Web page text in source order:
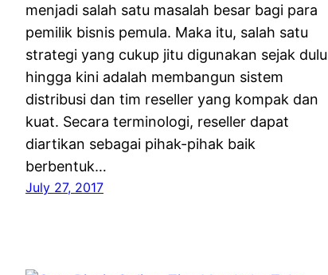
menjadi salah satu masalah besar bagi para
pemilik bisnis pemula. Maka itu, salah satu
strategi yang cukup jitu digunakan sejak dulu
hingga kini adalah membangun sistem
distribusi dan tim reseller yang kompak dan
kuat. Secara terminologi, reseller dapat
diartikan sebagai pihak-pihak baik
berbentuk…
July 27, 2017